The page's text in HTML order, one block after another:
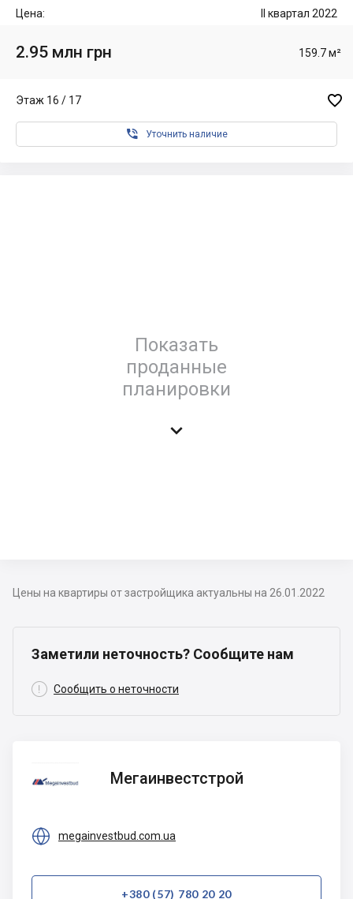
Цена: II квартал 2022
2.95 млн грн 159.7 м²
Этаж 16 / 17 
 Уточнить наличие
Показать
проданные
планировки

Цены на квартиры от застройщика актуальны на 26.01.2022
Заметили неточность? Сообщите нам
 Сообщить о неточности
Мегаинвестстрой
 megainvestbud.com.ua
+380 (57) 780 20 20